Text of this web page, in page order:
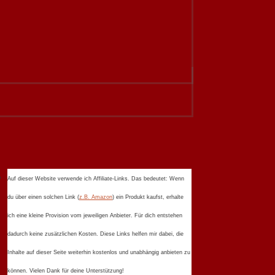
Auf dieser Website verwende ich Affiliate-Links. Das bedeutet: Wenn
du über einen solchen Link (z.B. Amazon) ein Produkt kaufst, erhalte
ich eine kleine Provision vom jeweiligen Anbieter. Für dich entstehen
dadurch keine zusätzlichen Kosten. Diese Links helfen mir dabei, die
Inhalte auf dieser Seite weiterhin kostenlos und unabhängig anbieten zu
können. Vielen Dank für deine Unterstützung!